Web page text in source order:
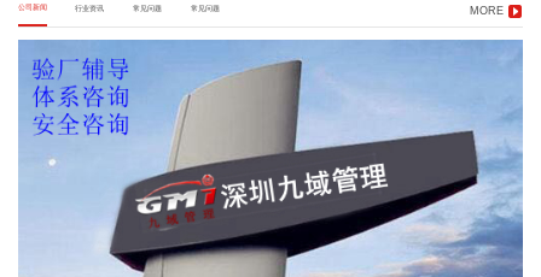
公司新闻 行业资讯 常见问题 常见问题 MORE